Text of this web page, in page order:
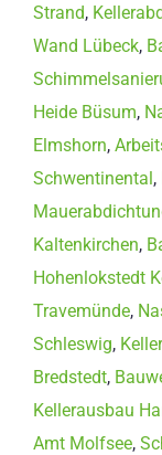
Strand,
Wand Lübeck,
Heide Büsum,
Elmshorn,
Schwentinental,
Kaltenkirchen,
Hohenlokstedt
Travemünde,
Schleswig,
Bredstedt,
Kellerausbau
Amt Molfsee,